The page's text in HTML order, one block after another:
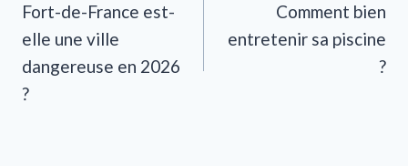
de
l’article
Fort-de-France est-
elle une ville
dangereuse en 2026
?
Comment bien
entretenir sa piscine
?